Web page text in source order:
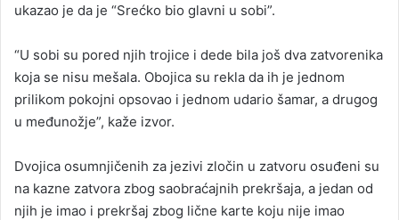
ukazao je da je “Srećko bio glavni u sobi”.
“U sobi su pored njih trojice i dede bila još dva zatvorenika
koja se nisu mešala. Obojica su rekla da ih je jednom
prilikom pokojni opsovao i jednom udario šamar, a drugog
u međunožje”, kaže izvor.
Dvojica osumnjičenih za jezivi zločin u zatvoru osuđeni su
na kazne zatvora zbog saobraćajnih prekršaja, a jedan od
njih je imao i prekršaj zbog lične karte koju nije imao